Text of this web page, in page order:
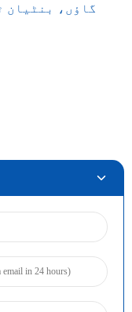
گاؤں، بنٹیان